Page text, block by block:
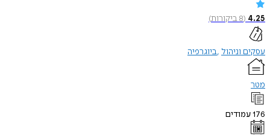
4.25
(
8ביקורות)
עסקים וניהול ביוגרפיה
מטר
176עמודים